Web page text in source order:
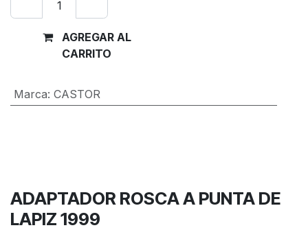
AGREGAR AL
CARRITO
Marca: CASTOR
ADAPTADOR ROSCA A PUNTA DE
LAPIZ 1999